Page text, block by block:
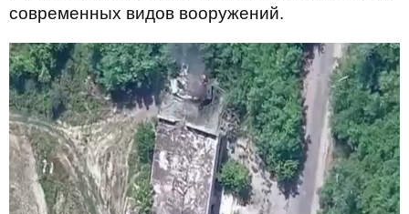
современных видов вооружений.